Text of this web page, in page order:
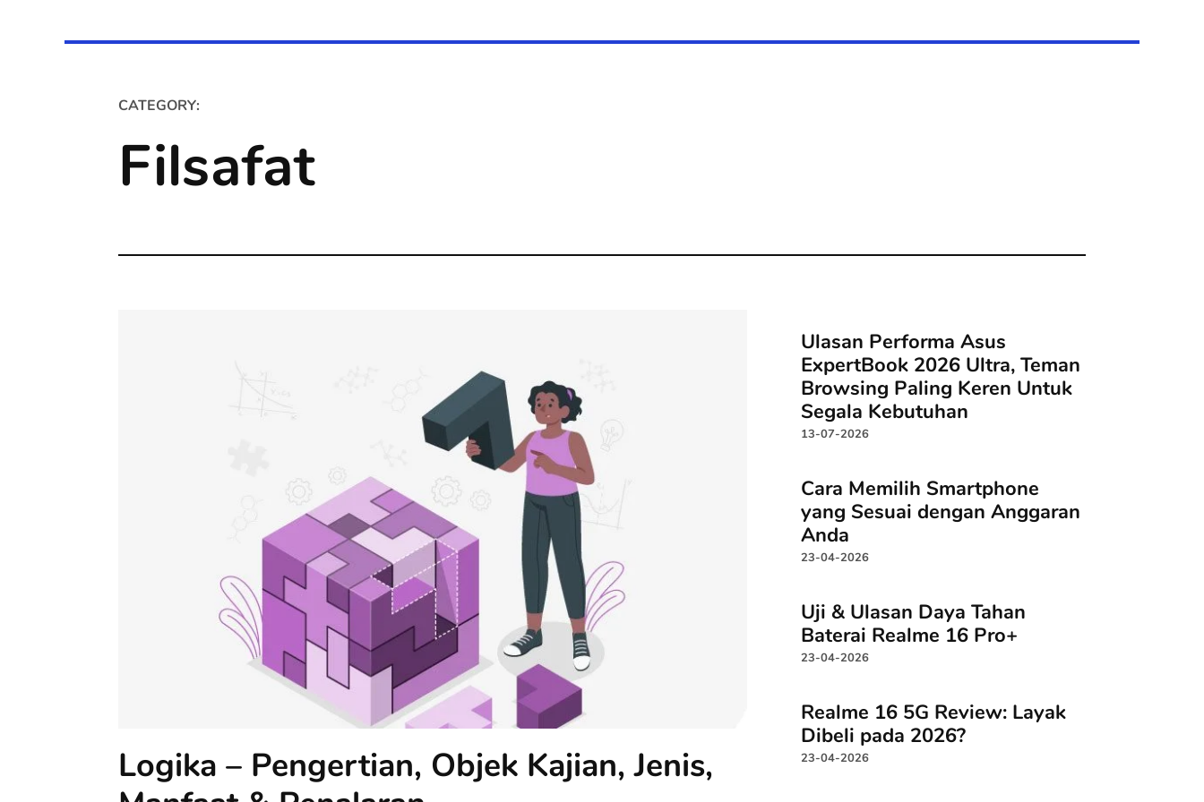
CATEGORY:
Filsafat
Logika – Pengertian, Objek Kajian, Jenis,
Ulasan Performa Asus
ExpertBook 2026 Ultra, Teman
Browsing Paling Keren Untuk
Segala Kebutuhan
13-07-2026
Cara Memilih Smartphone
yang Sesuai dengan Anggaran
Anda
23-04-2026
Uji & Ulasan Daya Tahan
Baterai Realme 16 Pro+
23-04-2026
Realme 16 5G Review: Layak
Dibeli pada 2026?
23-04-2026